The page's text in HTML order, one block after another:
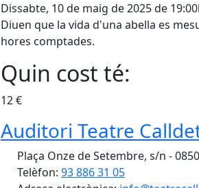
Dissabte, 10 de maig de 2025 de
Diuen que la vida d'una abella es
hores comptades.
Quin cost té:
12 €
Auditori Teatre
Plaça Onze de Setembre, s/n -
Telèfon: 93 886 31 05